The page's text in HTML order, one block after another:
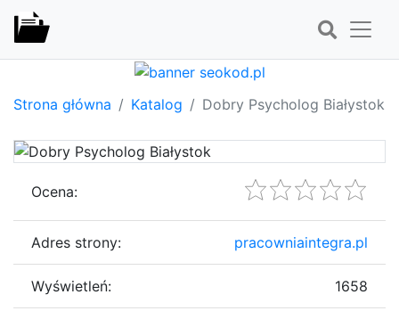
Strona główna Katalog Dobry Psycholog Białystok
Ocena:
Adres strony: pracowniaintegra.pl
Wyświetleń: 1658